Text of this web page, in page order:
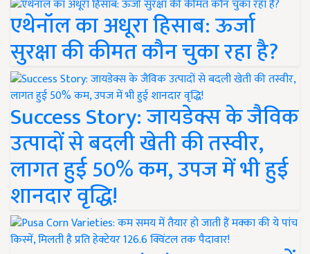
एथेनॉल का अधूरा हिसाब: ऊर्जा
सुरक्षा की कीमत कौन चुका रहा है?
Success Story: जायडेक्स के जैविक
उत्पादों से बदली खेती की तस्वीर,
लागत हुई 50% कम, उपज में भी हुई
शानदार वृद्धि!